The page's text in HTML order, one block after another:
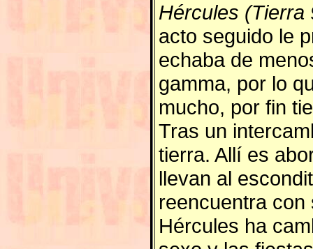
Hércules (Tierra
acto seguido le
echaba de
gamma, por lo
mucho, por fin
Tras un
tierra. Allí es
llevan al
reencuentra
Hércules ha